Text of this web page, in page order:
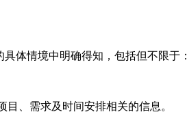
体情境中明确得知，包括但不限于：
目、需求及时间安排相关的信息。